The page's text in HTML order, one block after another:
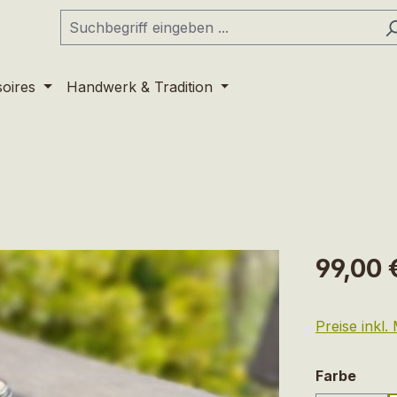
Handwerk & Tradition
Regulärer
99,00
Preise inkl.
Farbe